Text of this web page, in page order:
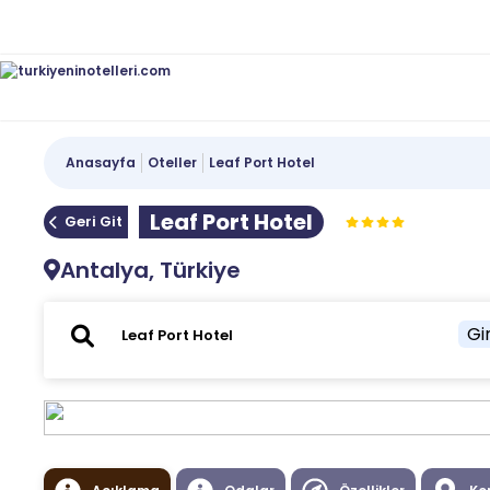
Anasayfa Oteller Leaf Port Hotel
Geri Git
Leaf Port Hotel
Antalya, Türkiye